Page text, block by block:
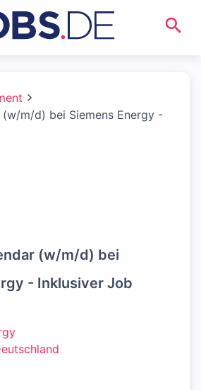
(w/m/d) bei Siemens Energy -
(w/m/d) bei
- Inklusiver Job